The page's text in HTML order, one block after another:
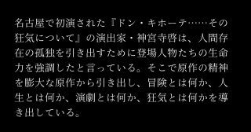
名古屋で初演された『ドン・キホーテ……その
狂気について』の演出家・神宮寺啓は、人間存
在の孤独を引き出すために登場人物たちの生命
力を強調したと言っている。そこで原作の精神
を膨大な原作から引き出し、冒険とは何か、人
生とは何か、演劇とは何か、狂気とは何かを導
き出している。